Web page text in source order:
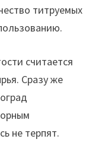
титруемых
считается
Сразу же
не терпят.